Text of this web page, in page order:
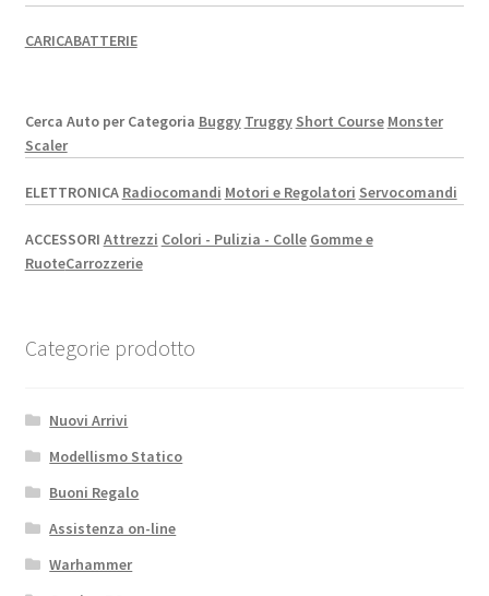
CARICABATTERIE
Cerca Auto per Categoria Buggy Truggy Short Course Monster
Scaler
ELETTRONICA Radiocomandi Motori e Regolatori Servocomandi
ACCESSORI Attrezzi Colori - Pulizia - Colle Gomme e
RuoteCarrozzerie
Categorie prodotto
Nuovi Arrivi
Modellismo Statico
Buoni Regalo
Assistenza on-line
Warhammer